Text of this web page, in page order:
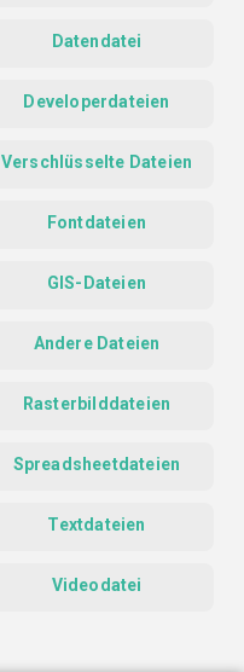
Datendatei
Developerdateien
Verschlüsselte Dateien
Fontdateien
GIS-Dateien
Andere Dateien
Rasterbilddateien
Spreadsheetdateien
Textdateien
Videodatei